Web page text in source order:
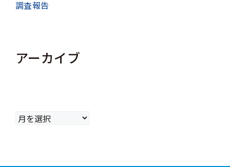
調査報告
アーカイブ
ア